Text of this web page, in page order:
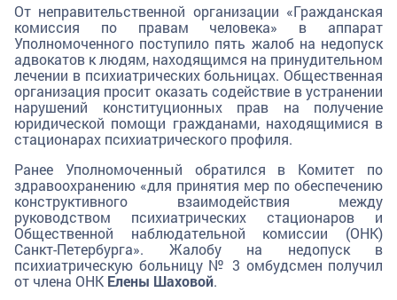
От неправительственной организации «Гражданская
комиссия по правам человека» в аппарат
Уполномоченного поступило пять жалоб на недопуск
адвокатов к людям, находящимся на принудительном
лечении в психиатрических больницах. Общественная
организация просит оказать содействие в устранении
нарушений конституционных прав на получение
юридической помощи гражданами, находящимися в
стационарах психиатрического профиля.
Ранее Уполномоченный обратился в Комитет по
здравоохранению «для принятия мер по обеспечению
конструктивного взаимодействия между
руководством психиатрических стационаров и
Общественной наблюдательной комиссии (ОНК)
Санкт-Петербурга». Жалобу на недопуск в
психиатрическую больницу № 3 омбудсмен получил
от члена ОНК Елены Шаховой.